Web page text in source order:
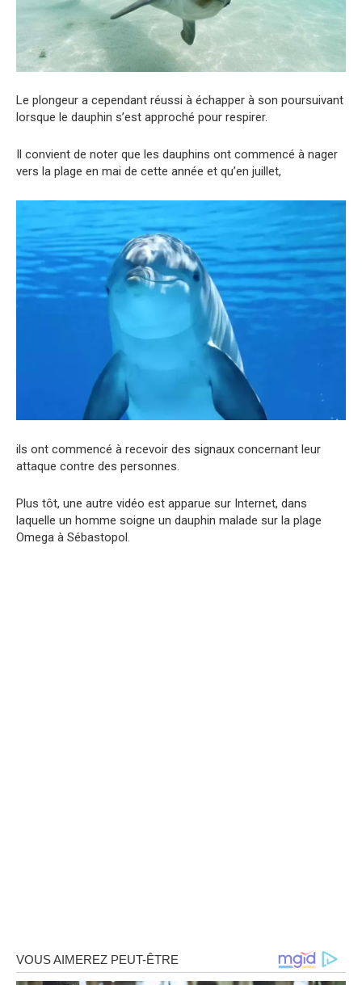
Le plongeur a cependant réussi à échapper à son poursuivant
lorsque le dauphin s’est approché pour respirer.
Il convient de noter que les dauphins ont commencé à nager
vers la plage en mai de cette année et qu’en juillet,
ils ont commencé à recevoir des signaux concernant leur
attaque contre des personnes.
Plus tôt, une autre vidéo est apparue sur Internet, dans
laquelle un homme soigne un dauphin malade sur la plage
Omega à Sébastopol.